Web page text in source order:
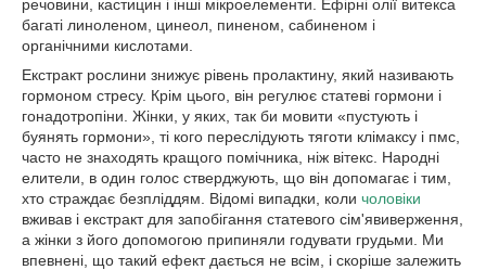
речовини, кастицин і інші мікроелементи. Ефірні олії витекса
багаті линоленом, цинеол, пиненом, сабиненом і
органічними кислотами.
Екстракт рослини знижує рівень пролактину, який називають
гормоном стресу. Крім цього, він регулює статеві гормони і
гонадотропіни. Жінки, у яких, так би мовити «пустують і
буянять гормони», ті кого переслідують тяготи клімаксу і пмс,
часто не знаходять кращого помічника, ніж вітекс. Народні
елители, в один голос стверджують, що він допомагає і тим,
хто страждає безпліддям. Відомі випадки, коли чоловіки
вживав і екстракт для запобігання статевого сім'явиверження,
а жінки з його допомогою припиняли годувати грудьми. Ми
впевнені, що такий ефект дається не всім, і скоріше залежить